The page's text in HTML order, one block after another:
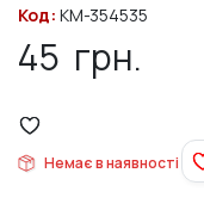
Код: KM-354535
45 грн.
Немає в наявності